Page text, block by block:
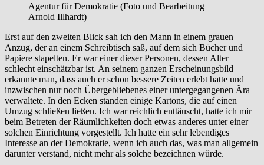
Agentur für Demokratie (Foto und Bearbeitung
Arnold Illhardt)
Erst auf den zweiten Blick sah ich den Mann in einem grauen
Anzug, der an einem Schreibtisch saß, auf dem sich Bücher und
Papiere stapelten. Er war einer dieser Personen, dessen Alter
schlecht einschätzbar ist. An seinem ganzen Erscheinungsbild
erkannte man, dass auch er schon bessere Zeiten erlebt hatte und
inzwischen nur noch Übergebliebenes einer untergegangenen Ära
verwaltete. In den Ecken standen einige Kartons, die auf einen
Umzug schließen ließen. Ich war reichlich enttäuscht, hatte ich mir
beim Betreten der Räumlichkeiten doch etwas anderes unter einer
solchen Einrichtung vorgestellt. Ich hatte ein sehr lebendiges
Interesse an der Demokratie, wenn ich auch das, was man allgemein
darunter verstand, nicht mehr als solche bezeichnen würde.